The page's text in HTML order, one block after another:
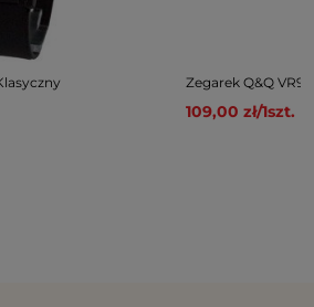
Zegarek Q&Q
109,00 zł/1szt.